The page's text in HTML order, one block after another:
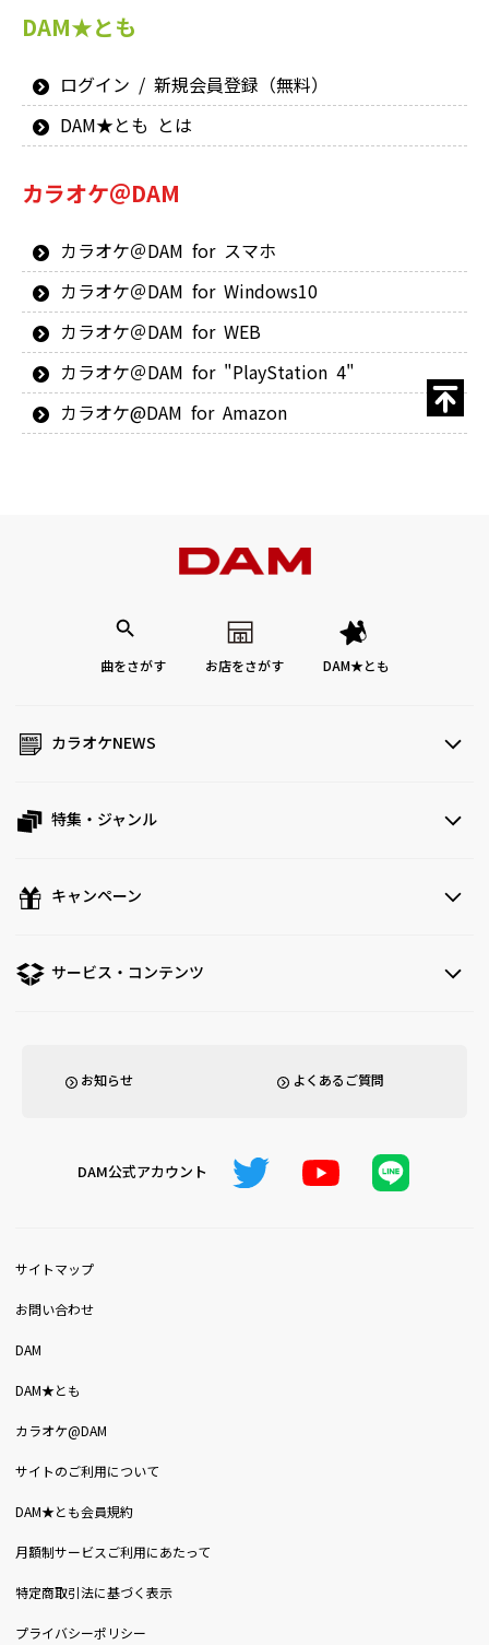
DAM★とも
ログイン / 新規会員登録（無料）
DAM★とも とは
カラオケ＠DAM
カラオケ＠DAM for スマホ
カラオケ＠DAM for Windows10
カラオケ＠DAM for WEB
カラオケ＠DAM for "PlayStation 4"
カラオケ@DAM for Amazon
曲をさがす お店をさがす DAM★とも
カラオケNEWS
特集・ジャンル
キャンペーン
サービス・コンテンツ
お知らせ よくあるご質問
DAM公式アカウント
サイトマップ
お問い合わせ
DAM
DAM★とも
カラオケ@DAM
サイトのご利用について
DAM★とも会員規約
月額制サービスご利用にあたって
特定商取引法に基づく表示
プライバシーポリシー